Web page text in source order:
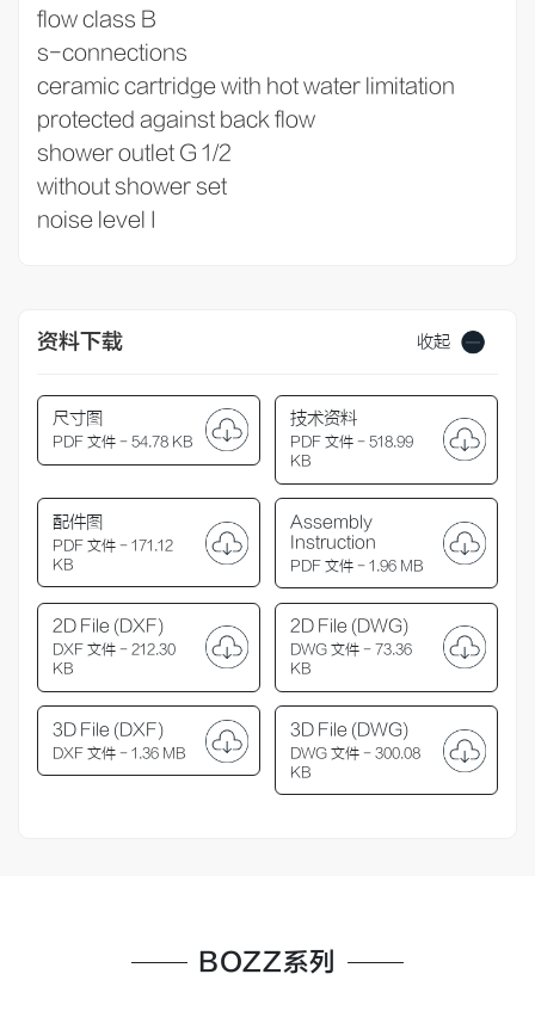
flow class B
s-connections
ceramic cartridge with hot water limitation
protected against back flow
shower outlet G 1/2
without shower set
noise level I
资料下载 收起
尺寸图
PDF 文件 - 54.78 KB
技术资料
PDF 文件 - 518.99
KB
配件图
PDF 文件 - 171.12
KB
Assembly
Instruction
PDF 文件 - 1.96 MB
2D File (DXF)
DXF 文件 - 212.30
KB
2D File (DWG)
DWG 文件 - 73.36
KB
3D File (DXF)
DXF 文件 - 1.36 MB
3D File (DWG)
DWG 文件 - 300.08
KB
BOZZ系列